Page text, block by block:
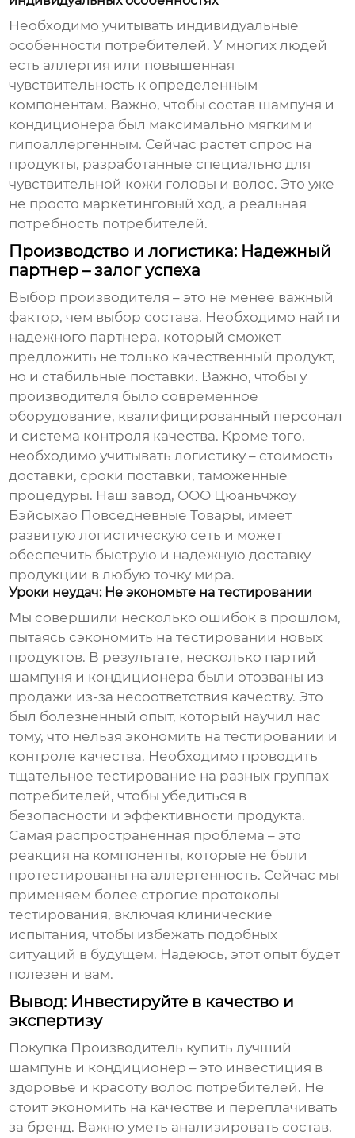
Необходимо учитывать индивидуальные
особенности потребителей. У многих людей
есть аллергия или повышенная
чувствительность к определенным
компонентам. Важно, чтобы состав шампуня и
кондиционера был максимально мягким и
гипоаллергенным. Сейчас растет спрос на
продукты, разработанные специально для
чувствительной кожи головы и волос. Это уже
не просто маркетинговый ход, а реальная
потребность потребителей.
Производство и логистика: Надежный
партнер – залог успеха
Выбор производителя – это не менее важный
фактор, чем выбор состава. Необходимо найти
надежного партнера, который сможет
предложить не только качественный продукт,
но и стабильные поставки. Важно, чтобы у
производителя было современное
оборудование, квалифицированный персонал
и система контроля качества. Кроме того,
необходимо учитывать логистику – стоимость
доставки, сроки поставки, таможенные
процедуры. Наш завод, ООО Цюаньчжоу
Бэйсыхао Повседневные Товары, имеет
развитую логистическую сеть и может
обеспечить быструю и надежную доставку
продукции в любую точку мира.
Уроки неудач: Не экономьте на тестировании
Мы совершили несколько ошибок в прошлом,
пытаясь сэкономить на тестировании новых
продуктов. В результате, несколько партий
шампуня и кондиционера были отозваны из
продажи из-за несоответствия качеству. Это
был болезненный опыт, который научил нас
тому, что нельзя экономить на тестировании и
контроле качества. Необходимо проводить
тщательное тестирование на разных группах
потребителей, чтобы убедиться в
безопасности и эффективности продукта.
Самая распространенная проблема – это
реакция на компоненты, которые не были
протестированы на аллергенность. Сейчас мы
применяем более строгие протоколы
тестирования, включая клинические
испытания, чтобы избежать подобных
ситуаций в будущем. Надеюсь, этот опыт будет
полезен и вам.
Вывод: Инвестируйте в качество и
экспертизу
Покупка Производитель купить лучший
шампунь и кондиционер – это инвестиция в
здоровье и красоту волос потребителей. Не
стоит экономить на качестве и переплачивать
за бренд. Важно уметь анализировать состав,